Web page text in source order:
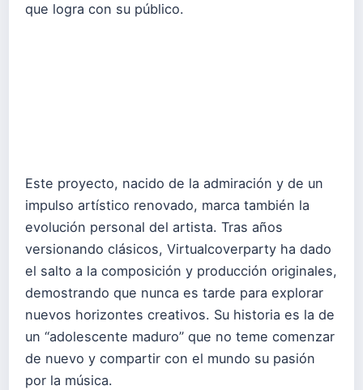
que logra con su público.
Este proyecto, nacido de la admiración y de un
impulso artístico renovado, marca también la
evolución personal del artista. Tras años
versionando clásicos, Virtualcoverparty ha dado
el salto a la composición y producción originales,
demostrando que nunca es tarde para explorar
nuevos horizontes creativos. Su historia es la de
un “adolescente maduro” que no teme comenzar
de nuevo y compartir con el mundo su pasión
por la música.